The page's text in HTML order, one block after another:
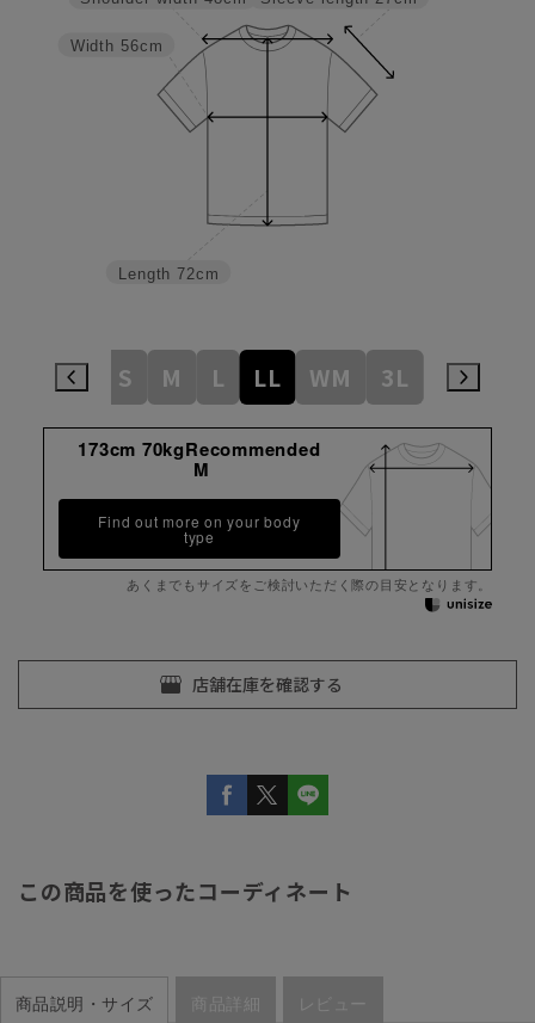
Length 72cm
Width 56cm
S M L LL WM 3L WL
173cm 70kgRecommended
M
Find out more on your body
type
あくまでもサイズをご検討いただく際の目安となります。
この商品を使ったコーディネート
商品説明・サイズ 商品詳細 レビュー